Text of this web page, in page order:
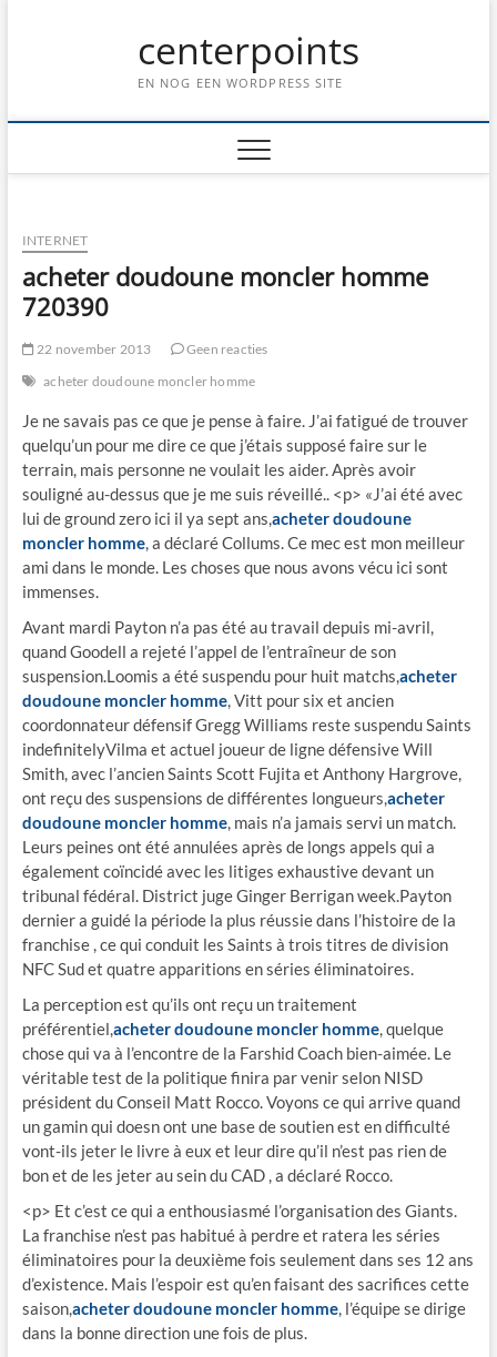
centerpoints
EN NOG EEN WORDPRESS SITE
INTERNET
acheter doudoune moncler homme
720390
22 november 2013
Geen reacties
acheter doudoune moncler homme
Je ne savais pas ce que je pense à faire. J’ai fatigué de trouver
quelqu’un pour me dire ce que j’étais supposé faire sur le
terrain, mais personne ne voulait les aider. Après avoir
souligné au-dessus que je me suis réveillé.. <p> «J’ai été avec
lui de ground zero ici il ya sept ans,acheter doudoune
moncler homme, a déclaré Collums. Ce mec est mon meilleur
ami dans le monde. Les choses que nous avons vécu ici sont
immenses.
Avant mardi Payton n’a pas été au travail depuis mi-avril,
quand Goodell a rejeté l’appel de l’entraîneur de son
suspension.Loomis a été suspendu pour huit matchs,acheter
doudoune moncler homme, Vitt pour six et ancien
coordonnateur défensif Gregg Williams reste suspendu Saints
indefinitelyVilma et actuel joueur de ligne défensive Will
Smith, avec l’ancien Saints Scott Fujita et Anthony Hargrove,
ont reçu des suspensions de différentes longueurs,acheter
doudoune moncler homme, mais n’a jamais servi un match.
Leurs peines ont été annulées après de longs appels qui a
également coïncidé avec les litiges exhaustive devant un
tribunal fédéral. District juge Ginger Berrigan week.Payton
dernier a guidé la période la plus réussie dans l’histoire de la
franchise , ce qui conduit les Saints à trois titres de division
NFC Sud et quatre apparitions en séries éliminatoires.
La perception est qu’ils ont reçu un traitement
préférentiel,acheter doudoune moncler homme, quelque
chose qui va à l’encontre de la Farshid Coach bien-aimée. Le
véritable test de la politique finira par venir selon NISD
président du Conseil Matt Rocco. Voyons ce qui arrive quand
un gamin qui doesn ont une base de soutien est en difficulté
vont-ils jeter le livre à eux et leur dire qu’il n’est pas rien de
bon et de les jeter au sein du CAD , a déclaré Rocco.
<p> Et c’est ce qui a enthousiasmé l’organisation des Giants.
La franchise n’est pas habitué à perdre et ratera les séries
éliminatoires pour la deuxième fois seulement dans ses 12 ans
d’existence. Mais l’espoir est qu’en faisant des sacrifices cette
saison,acheter doudoune moncler homme, l’équipe se dirige
dans la bonne direction une fois de plus.